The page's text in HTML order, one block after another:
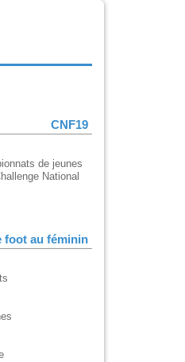
CNF19
de jeunes
National
foot au féminin